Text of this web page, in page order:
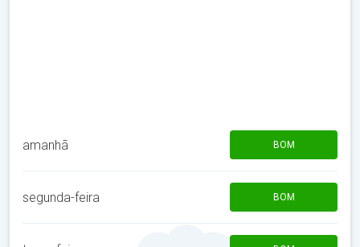
amanhã BOM
segunda-feira BOM